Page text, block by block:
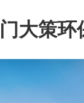
大策环